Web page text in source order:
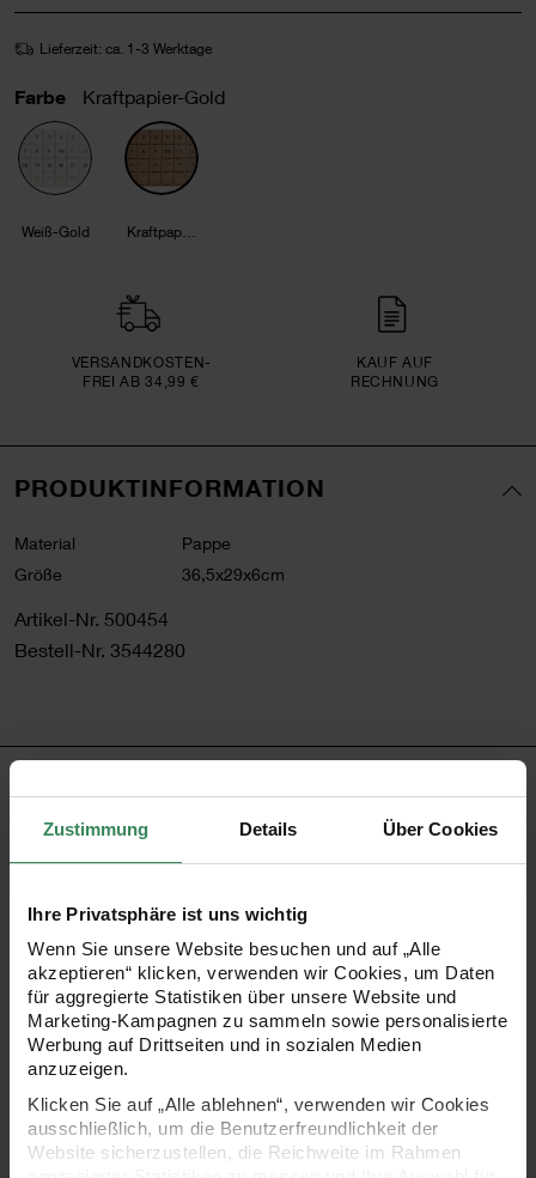
Zustimmung Details Über Cookies
Ihre Privatsphäre ist uns wichtig
Wenn Sie unsere Website besuchen und auf „Alle
akzeptieren“ klicken, verwenden wir Cookies, um Daten
für aggregierte Statistiken über unsere Website und
Marketing-Kampagnen zu sammeln sowie personalisierte
Werbung auf Drittseiten und in sozialen Medien
anzuzeigen.
Klicken Sie auf „Alle ablehnen“, verwenden wir Cookies
ausschließlich, um die Benutzerfreundlichkeit der
Website sicherzustellen, die Reichweite im Rahmen
Lieferzeit: ca. 1-3 Werktage
Farbe Kraftpapier-Gold
Weiß-Gold Kraftpapier-Gold
VERSAND­KOSTEN­
FREI AB 34,99 €
KAUF AUF
RECHNUNG
PRODUKTINFORMATION
Material
Pappe
Größe
36,5x29x6cm
Artikel-Nr. 500454
Bestell-Nr. 3544280
Adventskalender enthält 24 gleichgroße Boxen (6x7x6cm)
die jeweils mit einer goldenen Zahl und einer praktischen
Lasche zum einfachen Herausziehen versehen sind. Die
einzelnen Boxen sind vollständig herausziehbar und
können so ganz individuell angeordnet werden. Praktisch
ist, dass der Adventskalender vollständig aufgebaut in
einer Box geliefert wird und je nach Belieben bunt bemalt